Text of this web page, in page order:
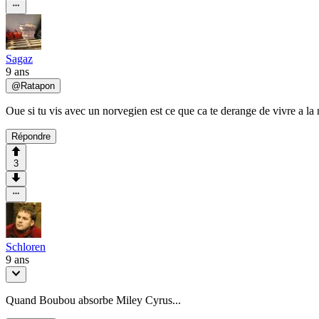
Sagaz
9 ans
@ Ratapon
Oue si tu vis avec un norvegien est ce que ca te derange de vivre a la
Répondre
3
Schloren
9 ans
Quand Boubou absorbe Miley Cyrus...